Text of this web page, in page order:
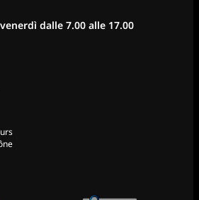
dalle 7.00 alle 17.00